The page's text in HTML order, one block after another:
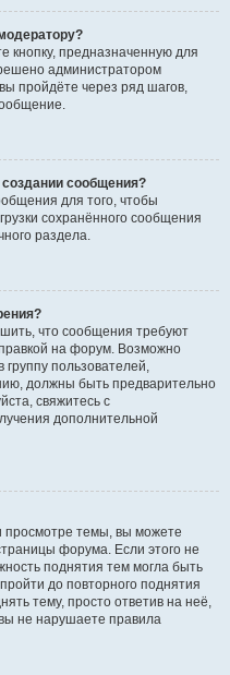
кнопку, предназначенную для
администратором
пройдёте через ряд шагов,
создании сообщения?
для того, чтобы
сохранённого сообщения
раздела.
что сообщения требуют
на форум. Возможно
группу пользователей,
должны быть предварительно
свяжитесь с
дополнительной
просмотре темы, вы можете
форума. Если этого не
поднятия тем могла быть
до повторного поднятия
тему, просто ответив на неё,
не нарушаете правила